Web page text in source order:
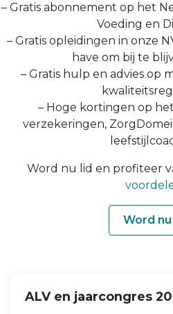
– Gratis abonnement op het
Voeding en
– Gratis opleidingen in onze
have om bij te
– Gratis hulp en advies op
– Hoge kortingen op
verzekeringen,
Word nu lid en profiteer
Word
ALV en jaarcongres